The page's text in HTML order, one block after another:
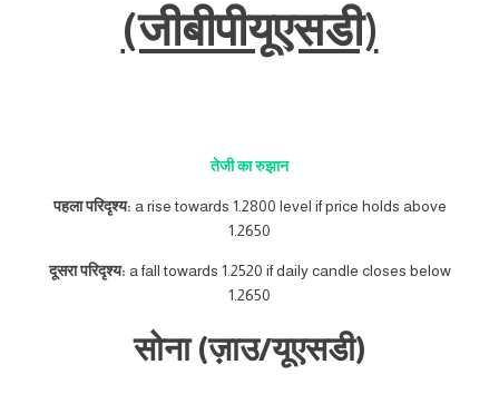
(जीबीपीयूएसडी)
तेजी का रुझान
पहला परिदृश्य: a rise towards 1.2800 level if price holds above
1.2650
दूसरा परिदृश्य: a fall towards 1.2520 if daily candle closes below
1.2650
सोना (ज़ाउ/यूएसडी)